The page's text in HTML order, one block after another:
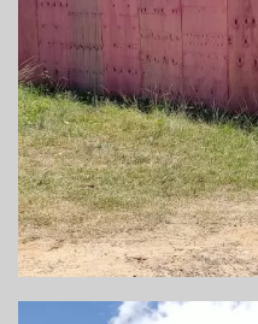
DEMOLIÇÃO DE
DE